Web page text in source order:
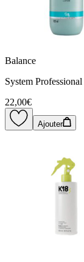
Balance
System
22,00€
Ajouter